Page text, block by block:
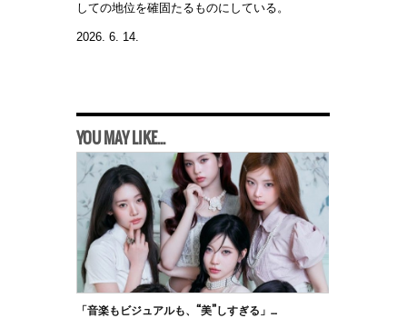
しての地位を確固たるものにしている。
2026. 6. 14.
YOU MAY LIKE...
「音楽もビジュアルも、“美”しすぎる」…